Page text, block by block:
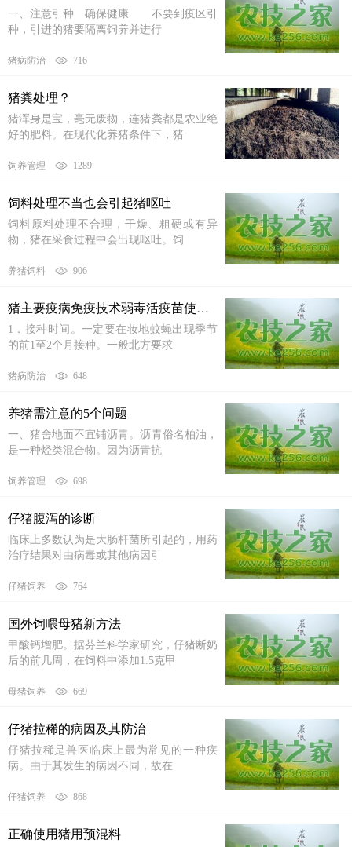
一、注意引种 确保健康 不要到疫区引
种，引进的猪要隔离饲养并进行
猪病防治 716
猪粪处理？
猪浑身是宝，毫无废物，连猪粪都是农业绝
好的肥料。在现代化养猪条件下，猪
饲养管理 1289
饲料处理不当也会引起猪呕吐
饲料原料处理不合理，干燥、粗硬或有异
物，猪在采食过程中会出现呕吐。饲
养猪饲料 906
猪主要疫病免疫技术弱毒活疫苗使用的注意事项
1．接种时间。一定要在妆地蚊蝇出现季节
的前1至2个月接种。一般北方要求
猪病防治 648
养猪需注意的5个问题
一、猪舍地面不宜铺沥青。沥青俗名柏油，
是一种烃类混合物。因为沥青抗
饲养管理 698
仔猪腹泻的诊断
临床上多数认为是大肠杆菌所引起的，用药
治疗结果对由病毒或其他病因引
仔猪饲养 764
国外饲喂母猪新方法
甲酸钙增肥。据芬兰科学家研究，仔猪断奶
后的前几周，在饲料中添加1.5克甲
母猪饲养 669
仔猪拉稀的病因及其防治
仔猪拉稀是兽医临床上最为常见的一种疾
病。由于其发生的病因不同，故在
仔猪饲养 868
正确使用猪用预混料